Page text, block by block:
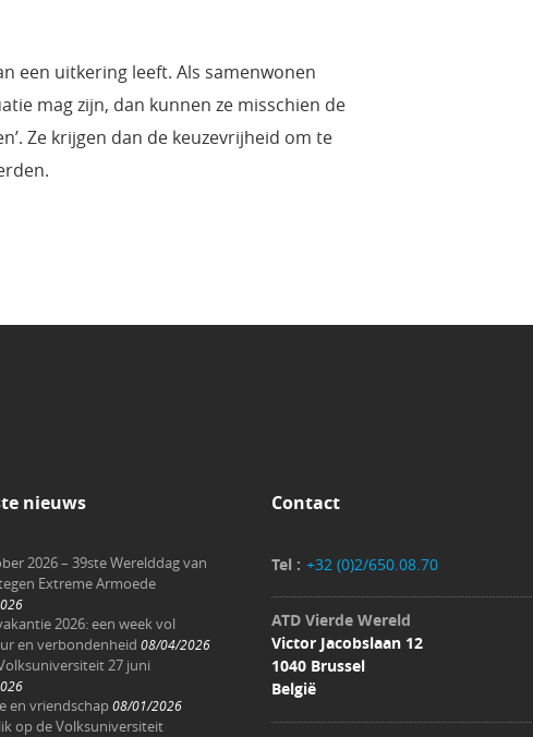
een uitkering leeft. Als samenwonen
mag zijn, dan kunnen ze misschien de
Ze krijgen dan de keuzevrijheid om te
nieuws
2026 – 39ste Werelddag van
Extreme Armoede
2026: een week vol
en verbondenheid 08/04/2026
Volksuniversiteit 27 juni
en vriendschap 08/01/2026
op de Volksuniversiteit
Contact
Tel : +32 (0)2/650.08.70
ATD Vierde Wereld
Victor Jacobslaan 12
1040 Brussel
België